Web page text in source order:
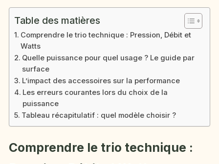
Table des matières
Comprendre le trio technique : Pression, Débit et
Watts
Quelle puissance pour quel usage ? Le guide par
surface
L’impact des accessoires sur la performance
Les erreurs courantes lors du choix de la
puissance
Tableau récapitulatif : quel modèle choisir ?
Comprendre le trio technique :